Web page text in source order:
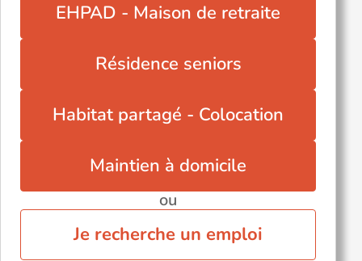
EHPAD - Maison de retraite
Résidence seniors
Habitat partagé - Colocation
Maintien à domicile
ou
Je recherche un emploi